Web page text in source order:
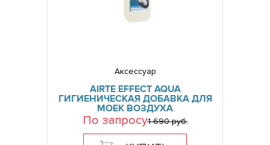
Аксессуар
AIRTE EFFECT AQUA
ГИГИЕНИЧЕСКАЯ ДОБАВКА ДЛЯ
МОЕК ВОЗДУХА
По запросу1 690 руб.